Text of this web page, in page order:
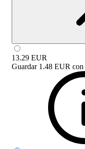
13.29 EUR
Guardar 1.48 EUR con